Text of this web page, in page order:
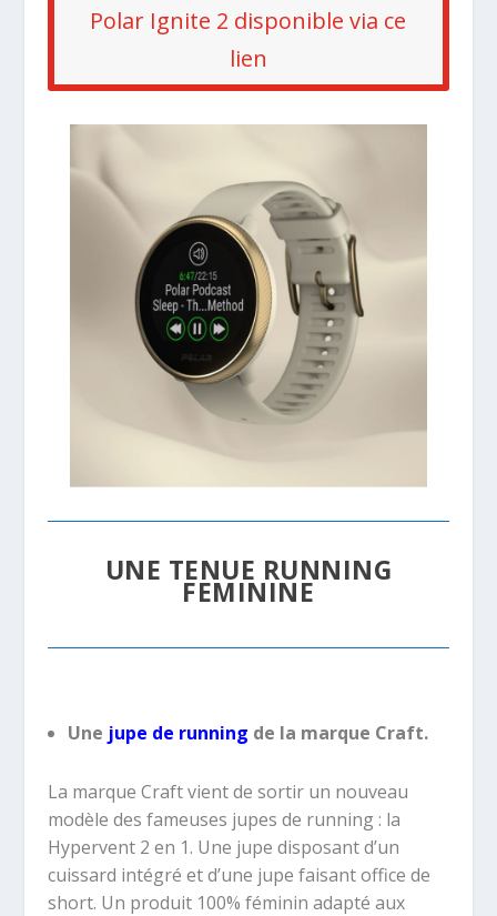
Polar Ignite 2 disponible via ce
lien
UNE TENUE RUNNING
FEMININE
Une jupe de running de la marque Craft.
La marque Craft vient de sortir un nouveau
modèle des fameuses jupes de running : la
Hypervent 2 en 1. Une jupe disposant d’un
cuissard intégré et d’une jupe faisant office de
short. Un produit 100% féminin adapté aux